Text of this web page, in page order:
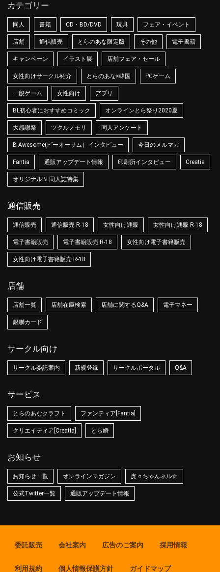
カテゴリー
同人 書籍 CD・BD/DVD 玩具 フェア・イベント
店舗 通信販売 とらのあな限定版 その他 電子書籍
キャンペーン イラスト展 店舗フェア・セール
女性向けサークル紹介 とらのあな×韓国 PCゲーム
一般ゲーム 女性向け アプリ
BL初心者におすすめコミック オンラインとら祭り2020夏
大感謝祭 ツクルノモリ 同人アンケート
B-Awesome(ビーオーサム）インタビュー 今日のメルマガ
Fantia 通販アップデート情報 印刷所インタビュー Creatia
オリジナルBL同人誌特集
通信販売
通信販売 通信販売 R-18 女性向け通販 女性向け通販 R-18
電子書籍販売 電子書籍販売 R-18 女性向け電子書籍販売
女性向け電子書籍販売 R-18
店舗
店舗一覧 店舗在庫検索 店舗に関するQ&A 電子マネー
銀聯カード
サークル向け
サークル委託案内 新規登録 サークルポータル Q&A
サービス
とらのあなクラフト ファンティア[Fantia]
クリエイティア[Creatia] とら婚
お知らせ
お知らせ一覧 オンラインマガジン 虎々ちゃんネル☆
公式Twitter一覧 通販アップデート情報
委託販売 会社案内 広告のご案内 採用情報
利用規約 個人情報保護方針 ガイドマップ